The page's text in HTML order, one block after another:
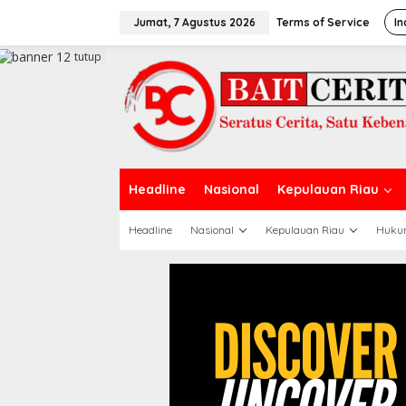
a
Jumat, 7 Agustus 2026 Terms of Service
Headline Nasional Kepulauan Riau
Headline Nasional Kepulauan Riau
tutup